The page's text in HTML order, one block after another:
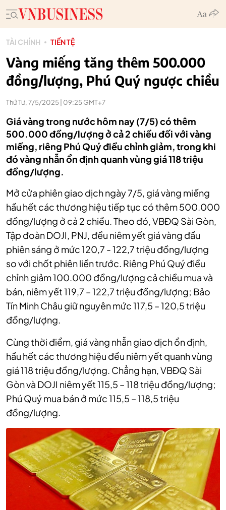
TÀI CHÍNH TIỀN TỆ
Vàng miếng tăng thêm 500.000
đồng/lượng, Phú Quý ngược chiều
Thứ Tư, 7/5/2025 | 09:25 GMT+7
Giá vàng trong nước hôm nay (7/5) có thêm
500.000 đồng/lượng ở cả 2 chiều đối với vàng
miếng, riêng Phú Quý điều chỉnh giảm, trong khi
đó vàng nhẫn ổn định quanh vùng giá 118 triệu
đồng/lượng.
Mở cửa phiên giao dịch ngày 7/5, giá vàng miếng
hầu hết các thương hiệu tiếp tục có thêm 500.000
đồng/lượng ở cả 2 chiều. Theo đó, VBĐQ Sài Gòn,
Tập đoàn DOJI, PNJ, đều niêm yết giá vàng đầu
phiên sáng ở mức 120,7 - 122,7 triệu đồng/lượng
so với chốt phiên liền trước. Riêng Phú Quý điều
chỉnh giảm 100.000 đồng/lượng cả chiều mua và
bán, niêm yết 119,7 – 122,7 triệu đồng/lượng; Bảo
Tín Minh Châu giữ nguyên mức 117,5 – 120,5 triệu
đồng/lượng.
Cùng thời điểm, giá vàng nhẫn giao dịch ổn định,
hầu hết các thương hiệu đều niêm yết quanh vùng
giá 118 triệu đồng/lượng. Chẳng hạn, VBĐQ Sài
Gòn và DOJI niêm yết 115,5 – 118 triệu đồng/lượng;
Phú Quý mua bán ở mức 115,5 – 118,5 triệu
đồng/lượng.